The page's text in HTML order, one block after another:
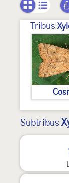
Tribus
Subtribus